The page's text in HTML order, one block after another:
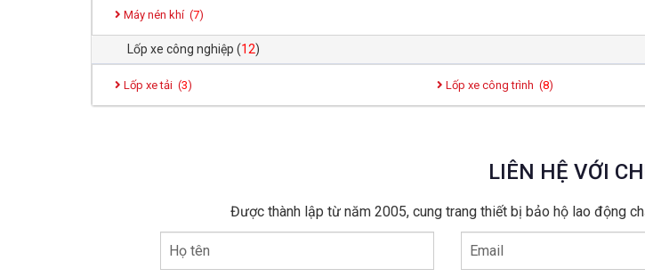
Máy nén khí (7)
Lốp xe công nghiệp (12)
Lốp xe tải (3) Lốp xe công trình (8)
LIÊN HỆ VỚI
Được thành lập từ năm 2005, cung trang thiết bị bảo hộ lao động
Họ tên Email